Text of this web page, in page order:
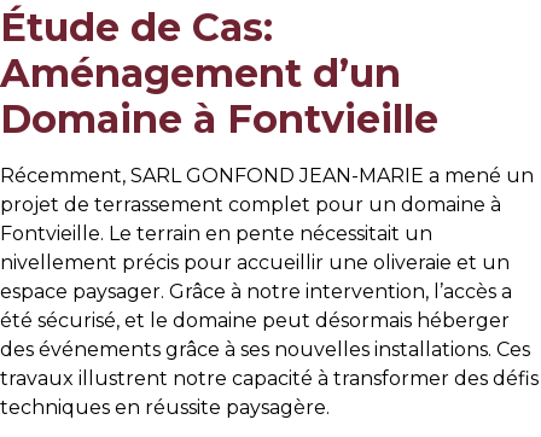
Étude de Cas:
Aménagement d’un
Domaine à Fontvieille
Récemment, SARL GONFOND JEAN-MARIE a mené un
projet de terrassement complet pour un domaine à
Fontvieille. Le terrain en pente nécessitait un
nivellement précis pour accueillir une oliveraie et un
espace paysager. Grâce à notre intervention, l’accès a
été sécurisé, et le domaine peut désormais héberger
des événements grâce à ses nouvelles installations. Ces
travaux illustrent notre capacité à transformer des défis
techniques en réussite paysagère.